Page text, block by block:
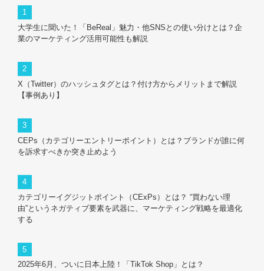
大学生に聞いた！「BeReal」魅力・他SNSとの使い分けとは？企
業のマーケティング活用可能性も解説
X（Twitter）のハッシュタグとは？付け方からメリットまで解説
【事例あり】
CEPs（カテゴリーエントリーポイント）とは？ブランドが誰に何
を訴求すべきか突き止めよう
カテゴリーイグジットポイント（CExPs）とは？ “買わない理
由”というネガティブ要素を武器に、マーケティング戦略を最適化
する
2025年6月、ついに日本上陸！「TikTok Shop」とは？